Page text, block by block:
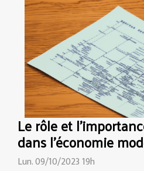
Le rôle et
dans l'économie
Lun. 09/10/2023 19h